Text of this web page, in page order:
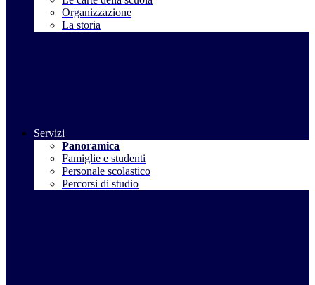
Organizzazione
La storia
Servizi
Panoramica
Famiglie e studenti
Personale scolastico
Percorsi di studio